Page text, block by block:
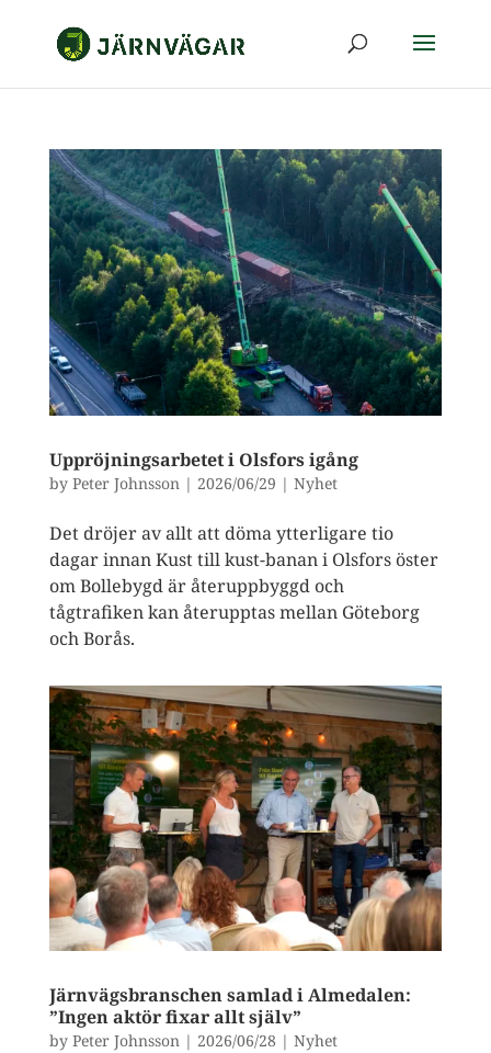
Uppröjningsarbetet i Olsfors igång
by Peter Johnsson | 2026/06/29 | Nyhet
Det dröjer av allt att döma ytterligare tio
dagar innan Kust till kust-banan i Olsfors öster
om Bollebygd är återuppbyggd och
tågtrafiken kan återupptas mellan Göteborg
och Borås.
Järnvägsbranschen samlad i Almedalen:
”Ingen aktör fixar allt själv”
by Peter Johnsson| 2026/06/28 | Nyhet